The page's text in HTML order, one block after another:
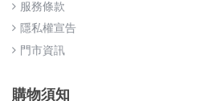
服務條款
隱私權宣告
門市資訊
購物須知